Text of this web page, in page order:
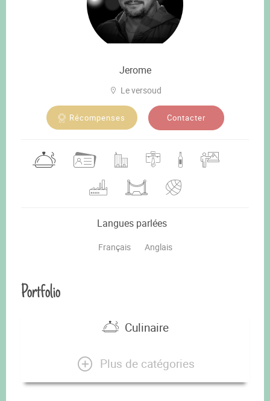
Jerome
Le versoud
Récompenses Contacter
Langues parlées
Français Anglais
Portfolio
Culinaire
Plus de catégories